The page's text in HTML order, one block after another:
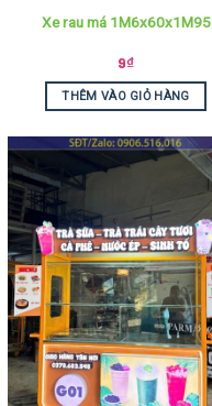
Xe rau má 1M6x60x1M95
9₫
THÊM VÀO GIỎ HÀNG